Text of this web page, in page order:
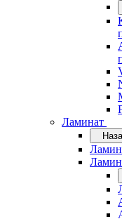
Ламинат